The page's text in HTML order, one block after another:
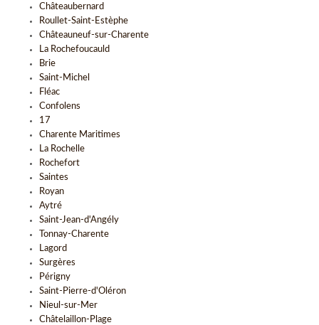
Châteaubernard
Roullet-Saint-Estèphe
Châteauneuf-sur-Charente
La Rochefoucauld
Brie
Saint-Michel
Fléac
Confolens
17
Charente Maritimes
La Rochelle
Rochefort
Saintes
Royan
Aytré
Saint-Jean-d'Angély
Tonnay-Charente
Lagord
Surgères
Périgny
Saint-Pierre-d'Oléron
Nieul-sur-Mer
Châtelaillon-Plage